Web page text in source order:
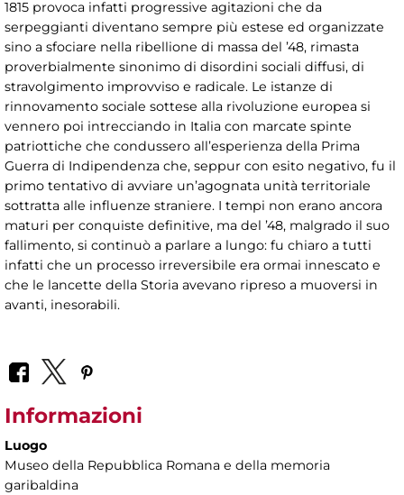
1815 provoca infatti progressive agitazioni che da
serpeggianti diventano sempre più estese ed organizzate
sino a sfociare nella ribellione di massa del ’48, rimasta
proverbialmente sinonimo di disordini sociali diffusi, di
stravolgimento improvviso e radicale. Le istanze di
rinnovamento sociale sottese alla rivoluzione europea si
vennero poi intrecciando in Italia con marcate spinte
patriottiche che condussero all’esperienza della Prima
Guerra di Indipendenza che, seppur con esito negativo, fu il
primo tentativo di avviare un’agognata unità territoriale
sottratta alle influenze straniere. I tempi non erano ancora
maturi per conquiste definitive, ma del ’48, malgrado il suo
fallimento, si continuò a parlare a lungo: fu chiaro a tutti
infatti che un processo irreversibile era ormai innescato e
che le lancette della Storia avevano ripreso a muoversi in
avanti, inesorabili.
Informazioni
Luogo
Museo della Repubblica Romana e della memoria
garibaldina